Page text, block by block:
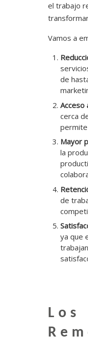
el trabajo
Vamos a
de
Acceso
cerca
permite
Mayor
la
de
ya que
Los